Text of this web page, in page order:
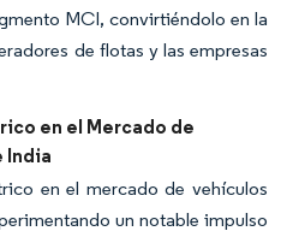
MCI, convirtiéndolo en la
de flotas y las empresas
en el Mercado de
India
en el mercado de vehículos
un notable impulso